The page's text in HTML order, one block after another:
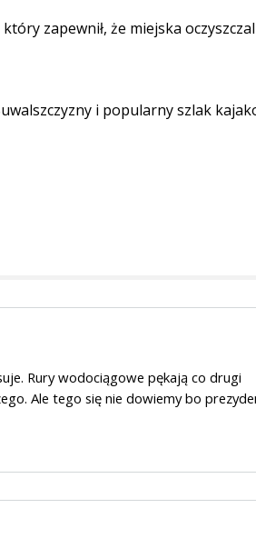
zapewnił, że miejska
i popularny szlak
Rury wodociągowe pękają co drugi
Ale tego się nie dowiemy bo